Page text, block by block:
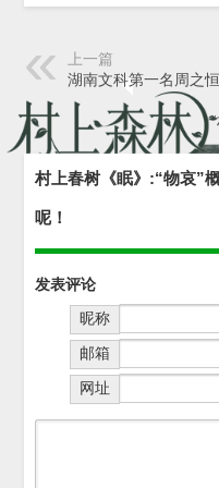
上一篇
湖南文科第一名周之
村上春树《眠》:“物哀”
呢！
发表评论
昵称
邮箱
网址